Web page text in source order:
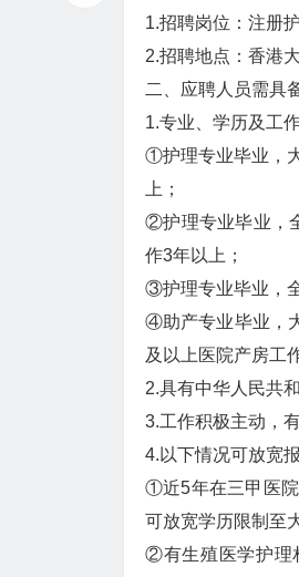
1.招聘岗位：注册
2.招聘地点：香港
二、应聘人员需具
1.专业、学历及工
①护理专业毕业，
上；
②护理专业毕业，
作3年以上；
③护理专业毕业，
④助产专业毕业，
及以上医院产房工
2.具有中华人民共
3.工作积极主动，
4.以下情况可放宽
①近5年在三甲医院
可放宽学历限制至
②有生殖医学护理